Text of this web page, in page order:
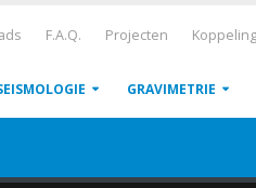
F.A.Q. Projecten
GRAVIMETRIE